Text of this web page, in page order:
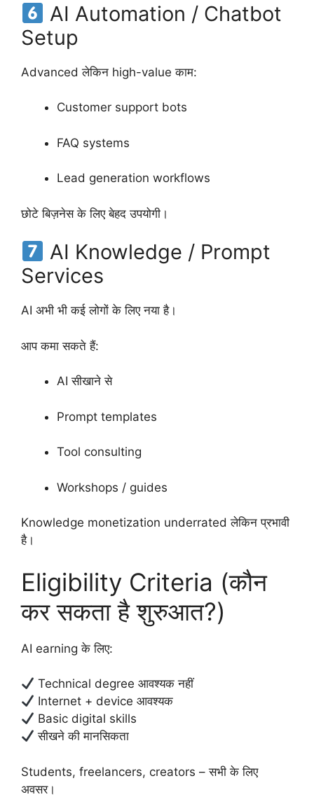
AI Automation / Chatbot
Setup
Advanced लेकिन high-value काम:
Customer support bots
FAQ systems
Lead generation workflows
छोटे बिज़नेस के लिए बेहद उपयोगी।
AI Knowledge / Prompt
Services
AI अभी भी कई लोगों के लिए नया है।
आप कमा सकते हैं:
AI सीखाने से
Prompt templates
Tool consulting
Workshops / guides
Knowledge monetization underrated लेकिन प्रभावी
है।
Eligibility Criteria (कौन
कर सकता है शुरुआत?)
AI earning के लिए:
Technical degree आवश्यक नहीं
Internet + device आवश्यक
Basic digital skills
सीखने की मानसिकता
Students, freelancers, creators – सभी के लिए
अवसर।